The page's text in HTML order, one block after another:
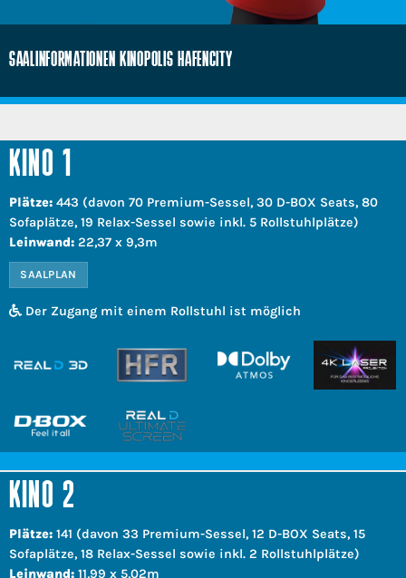
SAALINFORMATIONEN KINOPOLIS HAFENCITY
KINO 1
Plätze: 443 (davon 70 Premium-Sessel, 30 D-BOX Seats, 80
Sofaplätze, 19 Relax-Sessel sowie inkl. 5 Rollstuhlplätze)
Leinwand: 22,37 x 9,3m
SAALPLAN
Der Zugang mit einem Rollstuhl ist möglich
KINO 2
Plätze: 141 (davon 33 Premium-Sessel, 12 D-BOX Seats, 15
Sofaplätze, 18 Relax-Sessel sowie inkl. 2 Rollstuhlplätze)
Leinwand: 11,99 x 5,02m